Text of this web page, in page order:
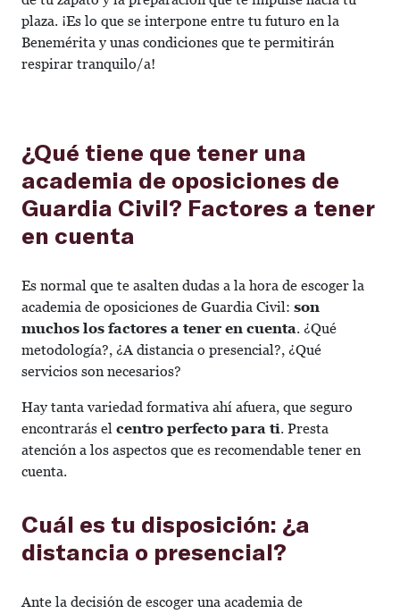
plaza. ¡Es lo que se interpone entre tu futuro en la
Benemérita y unas condiciones que te permitirán
respirar tranquilo/a!
¿Qué tiene que tener una
academia de oposiciones de
Guardia Civil? Factores a tener
en cuenta
Es normal que te asalten dudas a la hora de escoger la
academia de oposiciones de Guardia Civil: son
muchos los factores a tener en cuenta. ¿Qué
metodología?, ¿A distancia o presencial?, ¿Qué
servicios son necesarios?
Hay tanta variedad formativa ahí afuera, que seguro
encontrarás el centro perfecto para ti. Presta
atención a los aspectos que es recomendable tener en
cuenta.
Cuál es tu disposición: ¿a
distancia o presencial?
Ante la decisión de escoger una academia de